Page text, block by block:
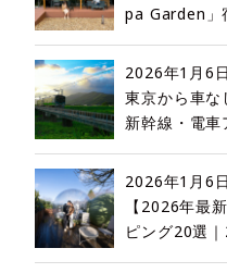
pa Garden」
2026年1月6日
東京から車な
新幹線・電車
2026年1月6日
【2026年最
ピング20選